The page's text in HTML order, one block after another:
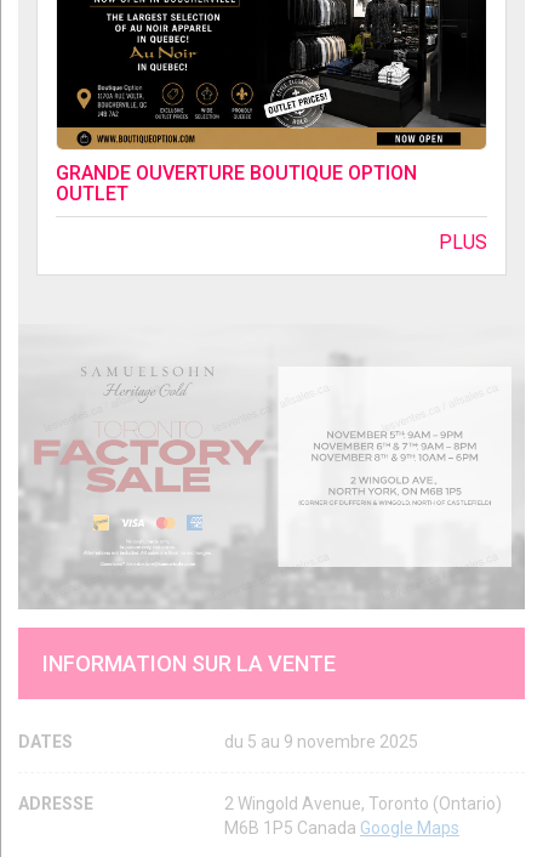
GRANDE OUVERTURE BOUTIQUE OPTION
OUTLET
PLUS
INFORMATION SUR LA VENTE
DATES du 5 au 9 novembre 2025
ADRESSE
2 Wingold Avenue, Toronto (Ontario)
M6B 1P5 Canada Google Maps